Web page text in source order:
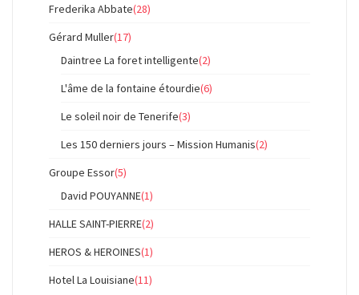
Frederika Abbate(28)
Gérard Muller(17)
Daintree La foret intelligente(2)
L'âme de la fontaine étourdie(6)
Le soleil noir de Tenerife(3)
Les 150 derniers jours – Mission Humanis(2)
Groupe Essor(5)
David POUYANNE(1)
HALLE SAINT-PIERRE(2)
HEROS & HEROINES(1)
Hotel La Louisiane(11)